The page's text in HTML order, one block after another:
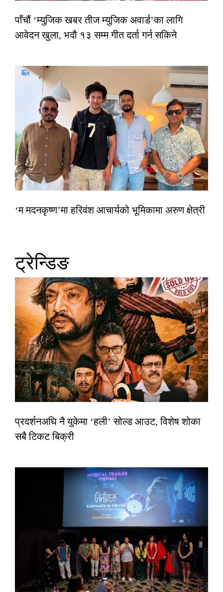
पाँचौं ‘म्युजिक खबर तीज म्युजिक अवार्ड’का लागि
आवेदन खुला, भदौ १३ सम्म गीत दर्ता गर्न सकिने
‘म मदनकृष्ण’मा हरिवंश आचार्यको भूमिकामा अरुण क्षेत्री
ट्रेन्डिङ
प्रदर्शनअघि नै युकेमा ‘हली’ सोल्ड आउट, विशेष शोका
सबै टिकट बिक्री